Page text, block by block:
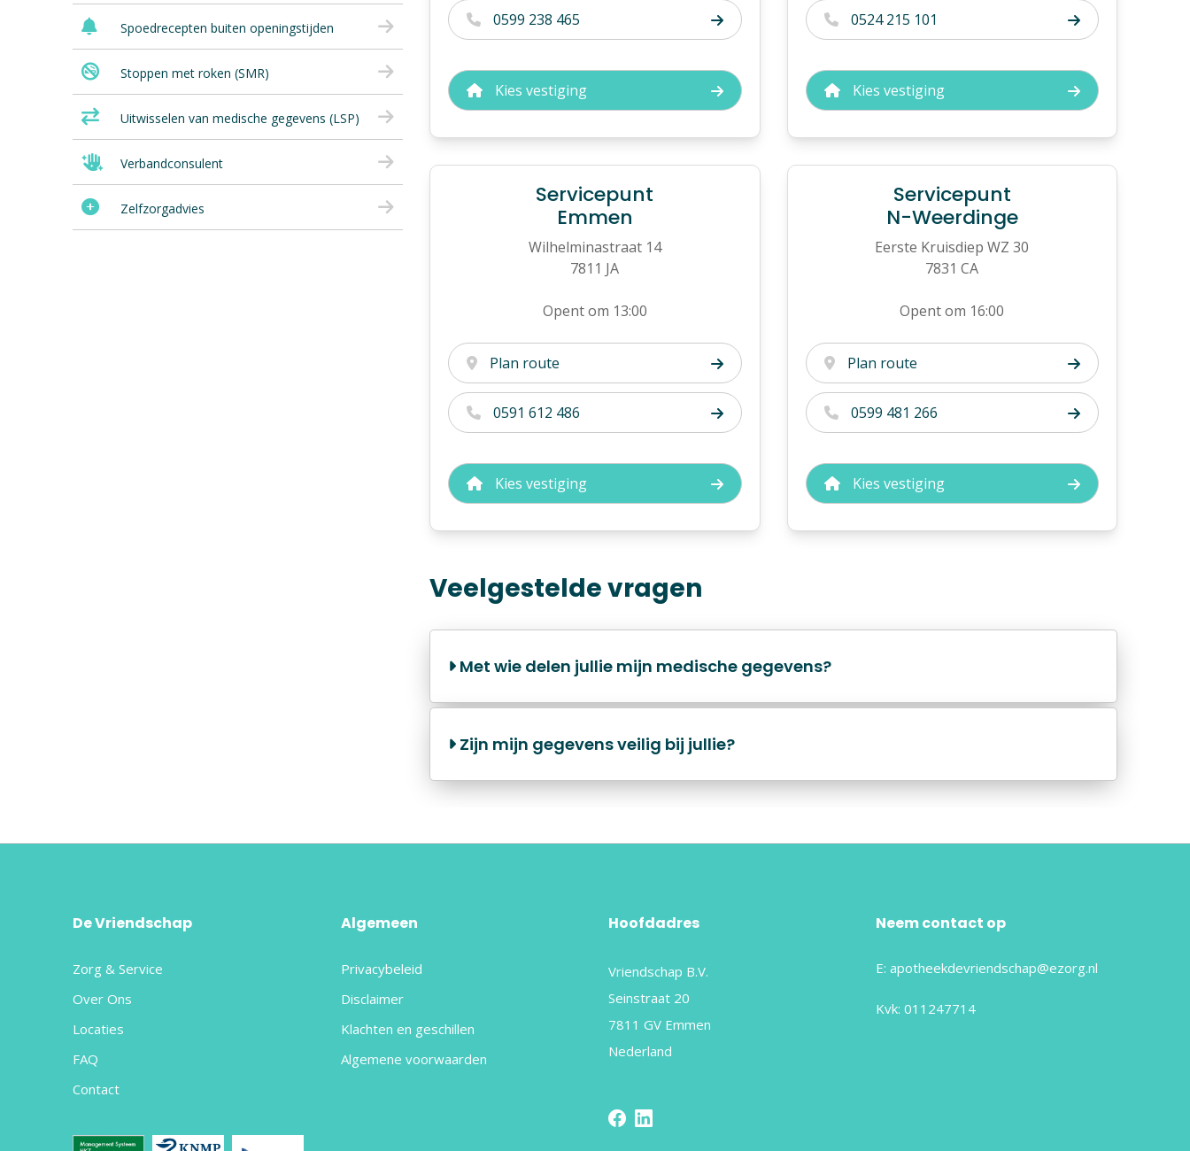
Spoedrecepten buiten openingstijden
Stoppen met roken (SMR)
Uitwisselen van medische gegevens (LSP)
Verbandconsulent
Zelfzorgadvies
0599 238 465
Kies vestiging
0524 215 101
Kies vestiging
Servicepunt
Emmen
Wilhelminastraat 14
7811 JA
Opent om 13:00
Plan route
0591 612 486
Kies vestiging
Servicepunt
N-Weerdinge
Eerste Kruisdiep WZ 30
7831 CA
Opent om 16:00
Plan route
0599 481 266
Kies vestiging
Veelgestelde vragen
Met wie delen jullie mijn medische gegevens?
Zijn mijn gegevens veilig bij jullie?
De Vriendschap
Zorg & Service
Over Ons
Locaties
FAQ
Contact
Algemeen
Privacybeleid
Disclaimer
Klachten en geschillen
Algemene voorwaarden
Hoofdadres
Vriendschap B.V.
Seinstraat 20
7811 GV Emmen
Nederland
Neem contact op
E:apotheekdevriendschap@ezorg.nl
Kvk: 011247714